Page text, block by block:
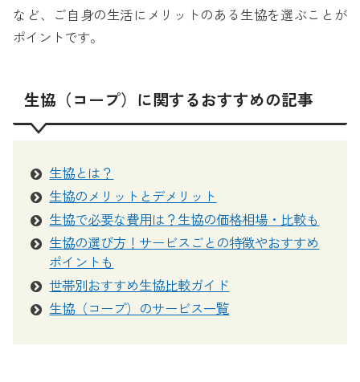
など、ご自身の生活にメリットのある生協を選ぶことが
ポイントです。
生協（コープ）に関するおすすめの記事
生協とは？
生協のメリットとデメリット
生協で必要な費用は？生協の価格相場・比較も
生協の選び方！サービスごとの特徴やおすすめ
ポイントも
世帯別おすすめ生協比較ガイド
生協（コープ）のサービス一覧